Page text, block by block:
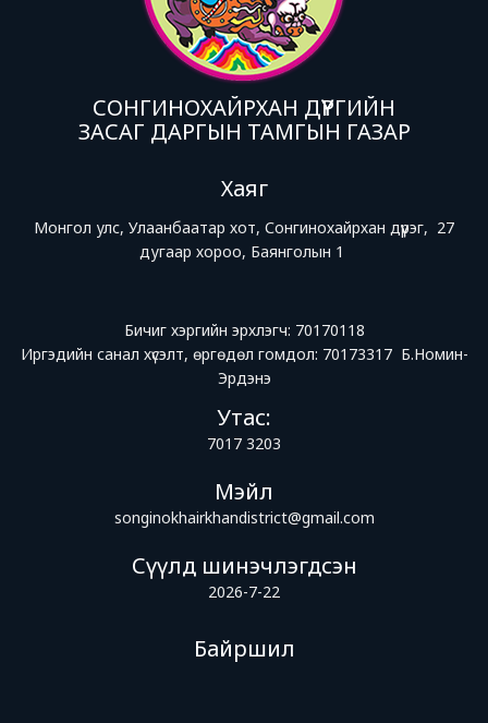
СОНГИНОХАЙРХАН ДҮҮРГИЙН
ЗАСАГ ДАРГЫН ТАМГЫН ГАЗАР
Хаяг
Монгол улс, Улаанбаатар хот, Сонгинохайрхан дүүрэг, 27
дугаар хороо, Баянголын 1
Бичиг хэргийн эрхлэгч: 70170118
Иргэдийн санал хүсэлт, өргөдөл гомдол: 70173317 Б.Номин-
Эрдэнэ
Утас:
7017 3203
Мэйл
songinokhairkhandistrict@gmail.com
Сүүлд шинэчлэгдсэн
2026-7-22
Байршил